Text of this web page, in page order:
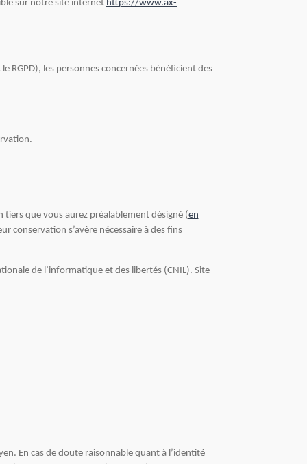
sur notre site internet https://www.ax-
les personnes concernées bénéficient des
que vous aurez préalablement désigné (en
conservation s’avère nécessaire à des fins
de l’informatique et des libertés (CNIL). Site
En cas de doute raisonnable quant à l’identité